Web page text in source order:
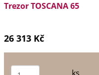
Trezor TOSCANA 65
26 313 Kč